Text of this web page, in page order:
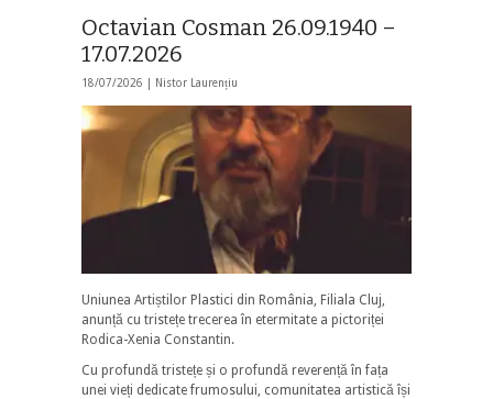
Octavian Cosman 26.09.1940 –
17.07.2026
18/07/2026 | Nistor Laurențiu
Uniunea Artiștilor Plastici din România, Filiala Cluj,
anunță cu tristețe trecerea în etermitate a pictoriței
Rodica-Xenia Constantin.
Cu profundă tristețe și o profundă reverență în fața
unei vieți dedicate frumosului, comunitatea artistică își